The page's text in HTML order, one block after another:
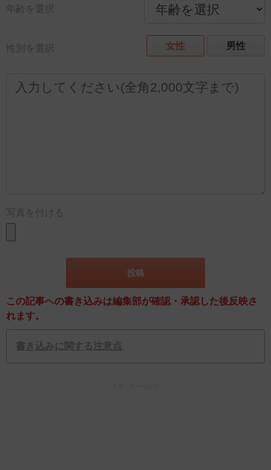
年齢を選択
性別を選択 女性 男性
写真を付ける
この記事への書き込みは編集部が確認・承認した後反映さ
れます。
書き込みに関する注意点